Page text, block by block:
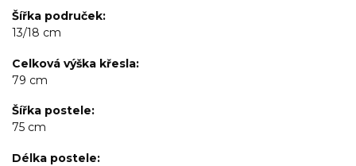
Šířka područek
13/18 cm
Celková výška křesla
79 cm
Šířka postele
75 cm
Délka postele